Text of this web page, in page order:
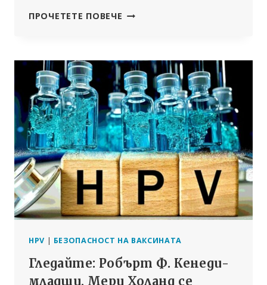
ПРОЧЕТЕТЕ ПОВЕЧЕ ПРОБИВАНЕ
МЪЛЧАНИЕТО
ЗА
СМЪРТНИТЕ
СЛУЧАИ
ОТ
ПРЕКОМЕРНА
СМЪРТНОСТ
HPV | БЕЗОПАСНОСТ НА ВАКСИНАТА
Гледайте: Робърт Ф. Кенеди-
младши, Мери Холанд се